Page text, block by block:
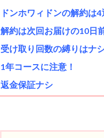
ドンホワィドンの解約は4
解約は次回お届けの10日
受け取り回数の縛りはナ
1年コースに注意！
返金保証ナシ